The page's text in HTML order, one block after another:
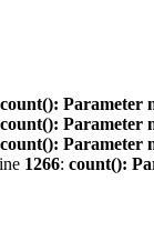
count(): Parameter
count(): Parameter
count(): Parameter
1266: count():